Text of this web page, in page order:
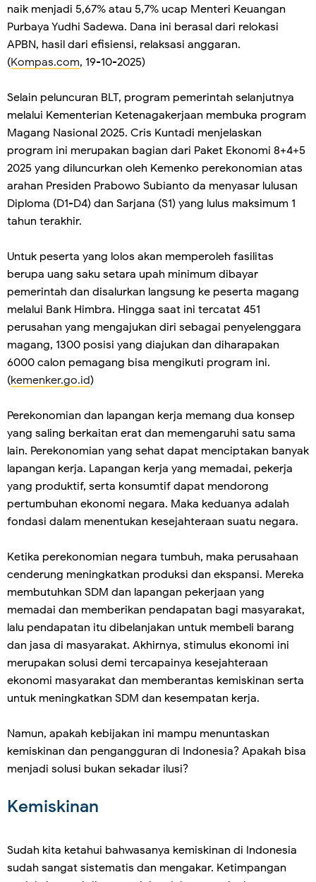
naik menjadi 5,67% atau 5,7% ucap Menteri Keuangan
Purbaya Yudhi Sadewa. Dana ini berasal dari relokasi
APBN, hasil dari efisiensi, relaksasi anggaran.
(Kompas.com, 19-10-2025)
Selain peluncuran BLT, program pemerintah selanjutnya
melalui Kementerian Ketenagakerjaan membuka program
Magang Nasional 2025. Cris Kuntadi menjelaskan
program ini merupakan bagian dari Paket Ekonomi 8+4+5
2025 yang diluncurkan oleh Kemenko perekonomian atas
arahan Presiden Prabowo Subianto da menyasar lulusan
Diploma (D1-D4) dan Sarjana (S1) yang lulus maksimum 1
tahun terakhir.
Untuk peserta yang lolos akan memperoleh fasilitas
berupa uang saku setara upah minimum dibayar
pemerintah dan disalurkan langsung ke peserta magang
melalui Bank Himbra. Hingga saat ini tercatat 451
perusahan yang mengajukan diri sebagai penyelenggara
magang, 1300 posisi yang diajukan dan diharapakan
6000 calon pemagang bisa mengikuti program ini.
(kemenker.go.id)
Perekonomian dan lapangan kerja memang dua konsep
yang saling berkaitan erat dan memengaruhi satu sama
lain. Perekonomian yang sehat dapat menciptakan banyak
lapangan kerja. Lapangan kerja yang memadai, pekerja
yang produktif, serta konsumtif dapat mendorong
pertumbuhan ekonomi negara. Maka keduanya adalah
fondasi dalam menentukan kesejahteraan suatu negara.
Ketika perekonomian negara tumbuh, maka perusahaan
cenderung meningkatkan produksi dan ekspansi. Mereka
membutuhkan SDM dan lapangan pekerjaan yang
memadai dan memberikan pendapatan bagi masyarakat,
lalu pendapatan itu dibelanjakan untuk membeli barang
dan jasa di masyarakat. Akhirnya, stimulus ekonomi ini
merupakan solusi demi tercapainya kesejahteraan
ekonomi masyarakat dan memberantas kemiskinan serta
untuk meningkatkan SDM dan kesempatan kerja.
Namun, apakah kebijakan ini mampu menuntaskan
kemiskinan dan pengangguran di Indonesia? Apakah bisa
menjadi solusi bukan sekadar ilusi?
Kemiskinan
Sudah kita ketahui bahwasanya kemiskinan di Indonesia
sudah sangat sistematis dan mengakar. Ketimpangan